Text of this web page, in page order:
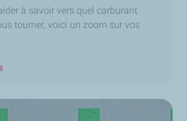
à savoir vers quel carburant
tourner, voici un zoom sur vos